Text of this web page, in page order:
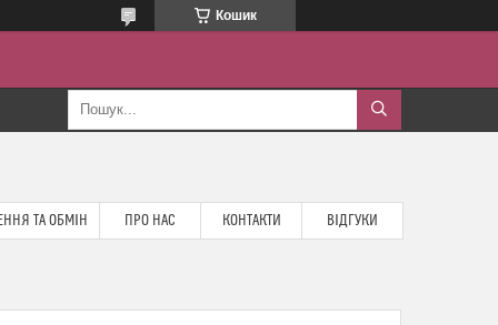
Кошик
ТА ОБМІН ПРО НАС КОНТАКТИ ВІДГУКИ